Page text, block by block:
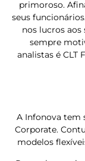
primoroso.
seus
nos lucros
sempre
analistas é CLT
A Infonova tem
Corporate.
modelos